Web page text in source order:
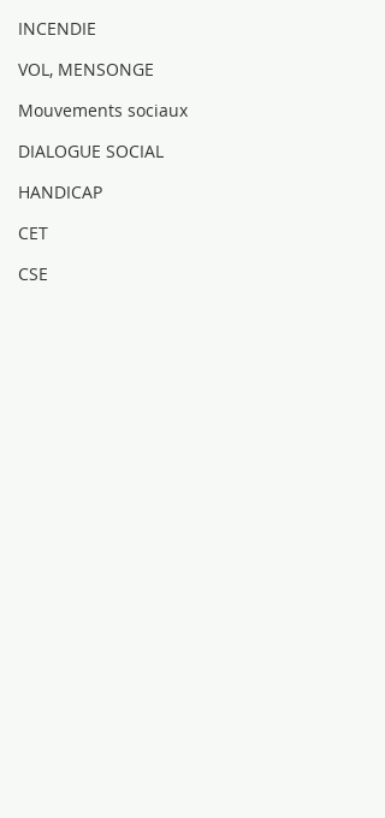
INCENDIE
VOL, MENSONGE
Mouvements sociaux
DIALOGUE SOCIAL
HANDICAP
CET
CSE